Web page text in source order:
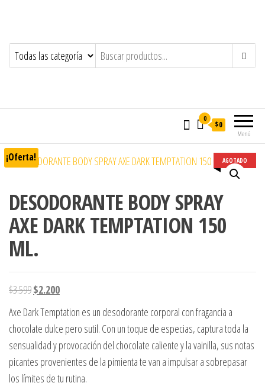
Menú
0
$0
AGOTADO
¡Oferta!
DESODORANTE BODY SPRAY
AXE DARK TEMPTATION 150
ML.
$3.599El precio original era: $3.599.
$2.200El precio actual es: $2.200.
Axe Dark Temptation es un desodorante corporal con fragancia a
chocolate dulce pero sutil. Con un toque de especias, captura toda la
sensualidad y provocación del chocolate caliente y la vainilla, sus notas
picantes provenientes de la pimienta te van a impulsar a sobrepasar
los límites de tu rutina.